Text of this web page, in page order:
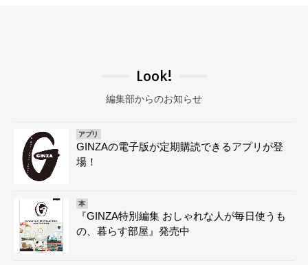
Look!
編集部からのお知らせ
アプリ
GINZAの電子版が定期購読できるアプリが登
場！
本
『GINZA特別編集 おしゃれな人が毎日使うも
の、暮らす部屋』発売中